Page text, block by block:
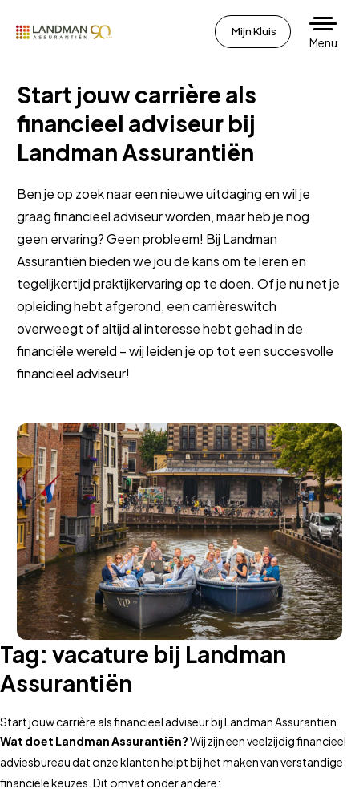
Mijn Kluis
Menu
Start jouw carrière als
financieel adviseur bij
Landman Assurantiën
Ben je op zoek naar een nieuwe uitdaging en wil je
graag financieel adviseur worden, maar heb je nog
geen ervaring? Geen probleem! Bij Landman
Assurantiën bieden we jou de kans om te leren en
tegelijkertijd praktijkervaring op te doen. Of je nu net je
opleiding hebt afgerond, een carrièreswitch
overweegt of altijd al interesse hebt gehad in de
financiële wereld – wij leiden je op tot een succesvolle
financieel adviseur!
Tag: vacature bij Landman
Assurantiën
Start jouw carrière als financieel adviseur bij Landman Assurantiën
Wat doet Landman Assurantiën?Wij zijn een veelzijdig financieel
adviesbureau dat onze klanten helpt bij het maken van verstandige
financiële keuzes. Dit omvat onder andere: